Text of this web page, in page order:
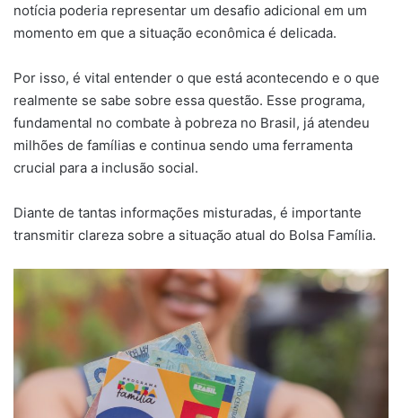
notícia poderia representar um desafio adicional em um
momento em que a situação econômica é delicada.
Por isso, é vital entender o que está acontecendo e o que
realmente se sabe sobre essa questão. Esse programa,
fundamental no combate à pobreza no Brasil, já atendeu
milhões de famílias e continua sendo uma ferramenta
crucial para a inclusão social.
Diante de tantas informações misturadas, é importante
transmitir clareza sobre a situação atual do Bolsa Família.